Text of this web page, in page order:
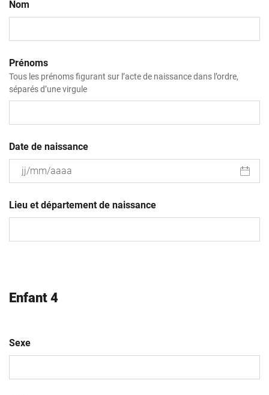
Nom
Prénoms
Tous les prénoms figurant sur l’acte de naissance dans l’ordre,
séparés d’une virgule
Date de naissance
slash
MM
Lieu et département de naissance
Enfant 4
Sexe